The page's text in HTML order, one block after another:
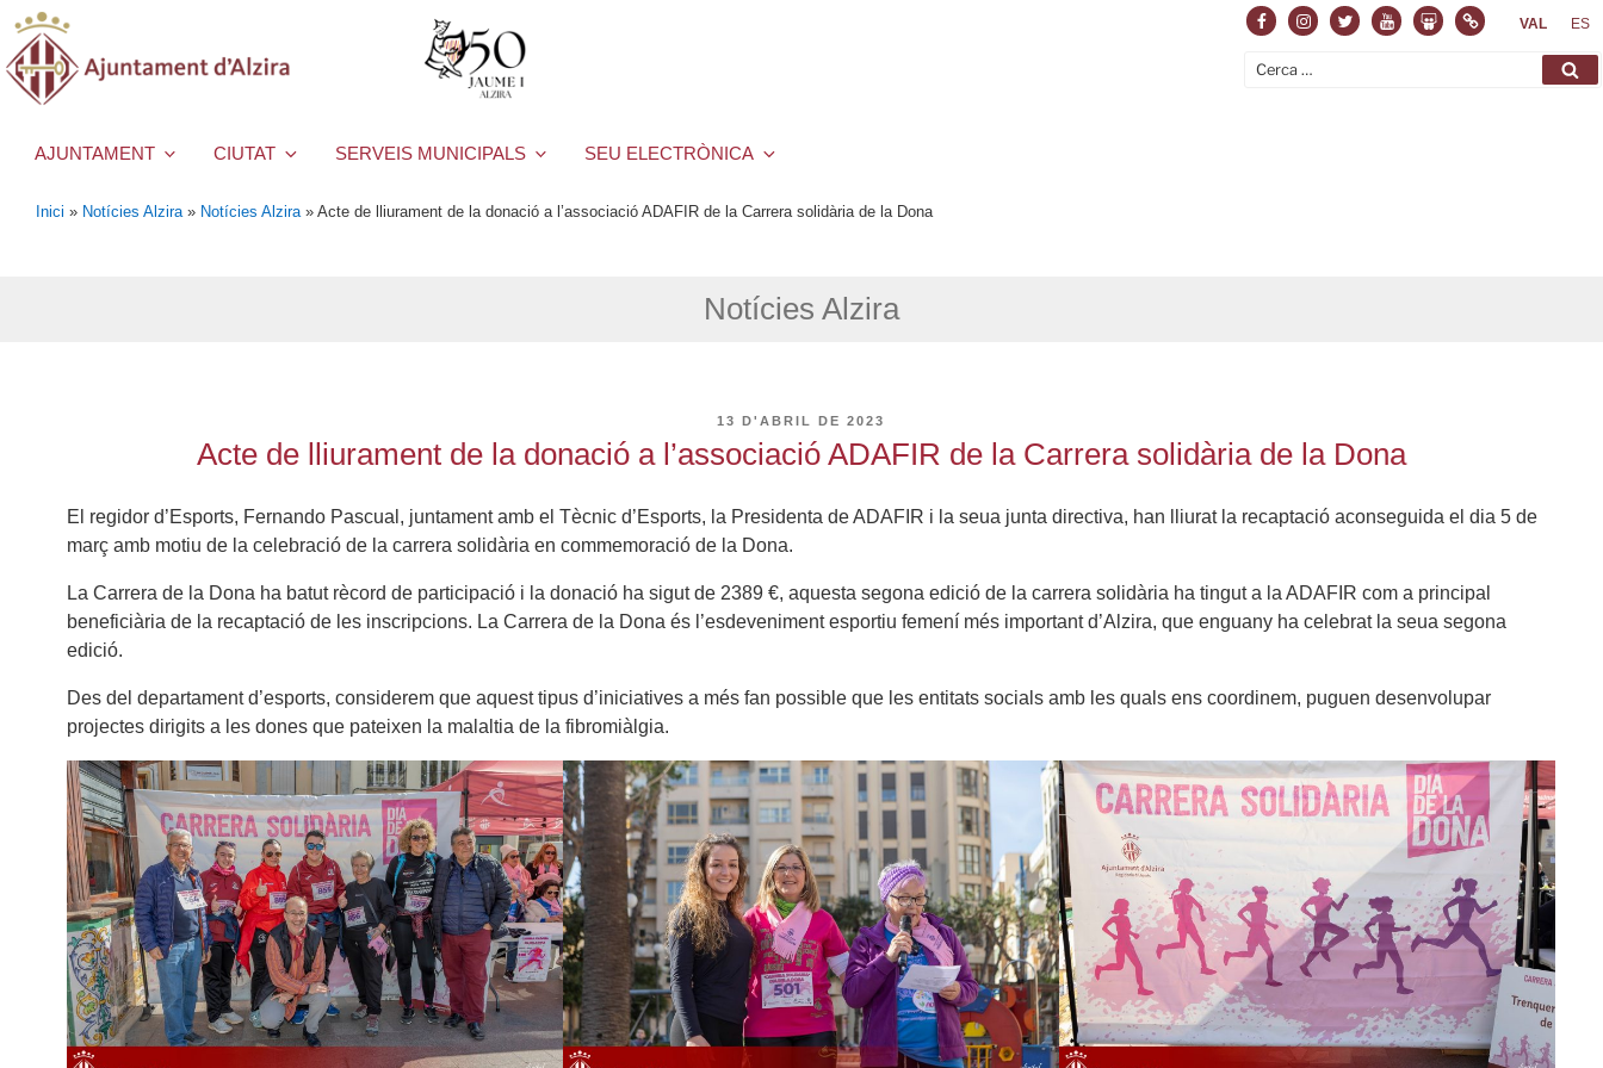
FacebookInstagram
TwitterYoutubeSlideshare
NormasVAL ES
Cerca:
AJUNTAMENT CIUTAT SERVEIS MUNICIPALS SEU ELECTRÒNICA
Inici » Notícies Alzira » Notícies Alzira » Acte de lliurament de la donació a l’associació ADAFIR de la Carrera solidària de la Dona
Notícies Alzira
PUBLICAT
13 D'ABRIL DE 2023
Acte de lliurament de la donació a l’associació ADAFIR de la Carrera solidària de la Dona
El regidor d’Esports, Fernando Pascual, juntament amb el Tècnic d’Esports, la Presidenta de ADAFIR i la seua junta directiva, han lliurat la recaptació aconseguida el dia 5 de
març amb motiu de la celebració de la carrera solidària en commemoració de la Dona.
La Carrera de la Dona ha batut rècord de participació i la donació ha sigut de 2389 €, aquesta segona edició de la carrera solidària ha tingut a la ADAFIR com a principal
beneficiària de la recaptació de les inscripcions. La Carrera de la Dona és l’esdeveniment esportiu femení més important d’Alzira, que enguany ha celebrat la seua segona
edició.
Des del departament d’esports, considerem que aquest tipus d’iniciatives a més fan possible que les entitats socials amb les quals ens coordinem, puguen desenvolupar
projectes dirigits a les dones que pateixen la malaltia de la fibromiàlgia.